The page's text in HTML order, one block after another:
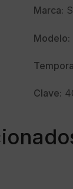
Marca:
Modelo:
Clave: